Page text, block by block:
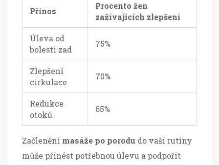
Přínos
Procento žen
zažívajících zlepšení
Úleva od
bolesti zad
75%
Zlepšení
cirkulace
70%
Redukce
otoků
65%
Začlenění masáže po porodu do vaší rutiny
může přinést potřebnou úlevu a podpořit